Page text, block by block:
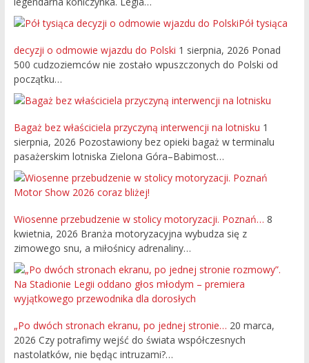
Pół tysiąca
decyzji o odmowie wjazdu do Polski 1 sierpnia, 2026 Ponad
500 cudzoziemców nie zostało wpuszczonych do Polski od
początku…
Bagaż bez właściciela przyczyną interwencji na lotnisku 1
sierpnia, 2026 Pozostawiony bez opieki bagaż w terminalu
pasażerskim lotniska Zielona Góra–Babimost…
Wiosenne przebudzenie w stolicy motoryzacji. Poznań… 8
kwietnia, 2026 Branża motoryzacyjna wybudza się z
zimowego snu, a miłośnicy adrenaliny…
„Po dwóch stronach ekranu, po jednej stronie… 20 marca,
2026 Czy potrafimy wejść do świata współczesnych
nastolatków, nie będąc intruzami?…